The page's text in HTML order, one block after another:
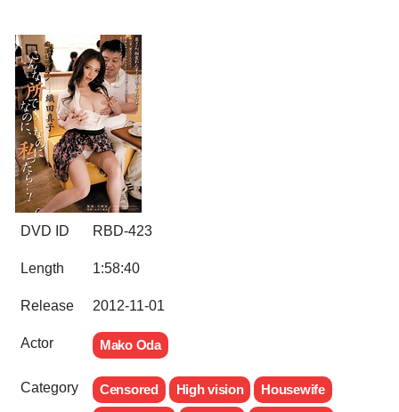
DVD ID RBD-423
Length 1:58:40
Release 2012-11-01
Actor Mako Oda
Category Censored High vision
Housewife